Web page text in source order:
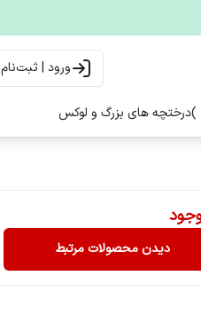
ورود | ثبت‌نام
)درختچه های بزرگ و لوکس
دیدن محصولات مرتبط